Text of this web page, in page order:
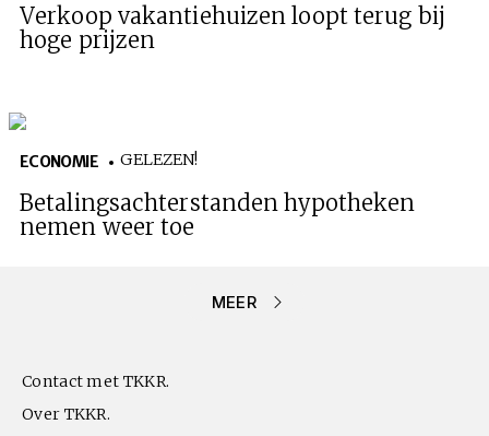
Verkoop vakantiehuizen loopt terug bij
hoge prijzen
ECONOMIE GELEZEN!
Betalingsachterstanden hypotheken
nemen weer toe
MEER
Contact met TKKR.
Over TKKR.